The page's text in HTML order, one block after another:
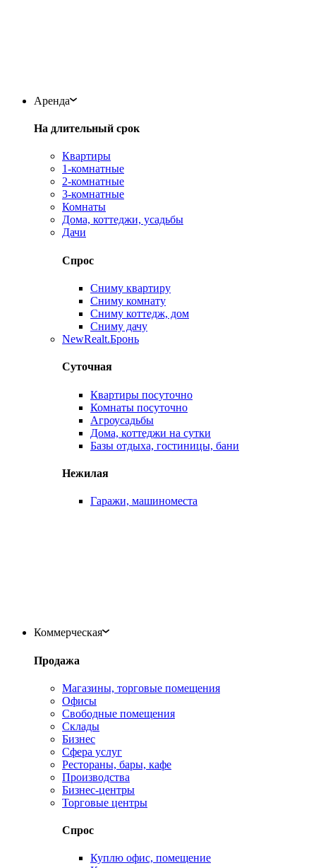
Аренда
На длительный срок
Квартиры
1-комнатные
2-комнатные
3-комнатные
Комнаты
Дома, коттеджи, усадьбы
Дачи
Спрос
Сниму квартиру
Сниму комнату
Сниму коттедж, дом
Сниму дачу
NewRealt.Бронь
Суточная
Квартиры посуточно
Комнаты посуточно
Агроусадьбы
Дома, коттеджи на сутки
Базы отдыха, гостиницы, бани
Нежилая
Гаражи, машиноместа
Коммерческая
Продажа
Магазины, торговые помещения
Офисы
Свободные помещения
Склады
Бизнес
Сфера услуг
Рестораны, бары, кафе
Производства
Бизнес-центры
Торговые центры
Спрос
Куплю офис, помещение